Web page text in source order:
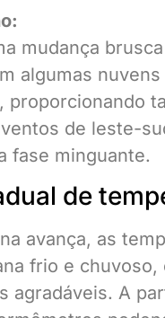
mudança
algumas
proporcionando
de leste-
fase minguante.
de
avança, as
frio e
agradáveis. A